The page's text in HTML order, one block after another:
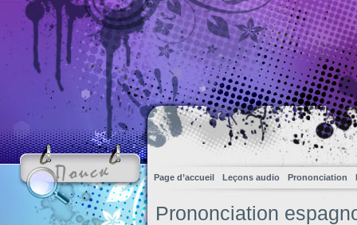
Page d’accueil Leçons audio Prononciation
Prononciation